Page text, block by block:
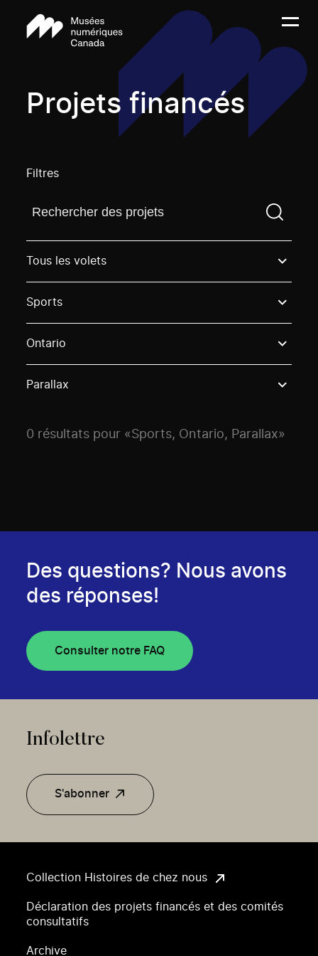
Projets financés
Filtres
Trouvez un projetVous devez saisir un terme de
Tous les volets
Sports
Ontario
Parallax
0 résultats pour «Sports, Ontario, Parallax»
Collection Histoires de chez nous
Déclaration des projets financés et des comités
consultatifs
Archive
Des questions? Nous avons
des réponses!
Consulter notre FAQ
Infolettre
S'abonner